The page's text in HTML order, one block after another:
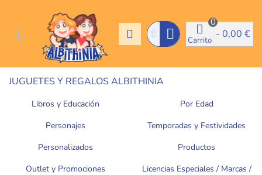
Carrito
0
- 0,00 €
JUGUETES Y REGALOS ALBITHINIA
Libros y Educación
Por Edad
Personajes
Temporadas y Festividades
Personalizados
Productos
Outlet y Promociones
Licencias Especiales / Marcas /